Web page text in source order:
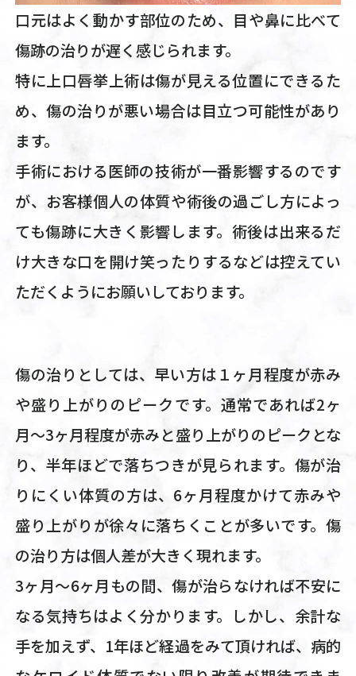
口元はよく動かす部位のため、目や鼻に比べて
傷跡の治りが遅く感じられます。
特に上口唇挙上術は傷が見える位置にできるた
め、傷の治りが悪い場合は目立つ可能性があり
ます。
手術における医師の技術が一番影響するのです
が、お客様個人の体質や術後の過ごし方によっ
ても傷跡に大きく影響します。術後は出来るだ
け大きな口を開け笑ったりするなどは控えてい
ただくようにお願いしております。
傷の治りとしては、早い方は１ヶ月程度が赤み
や盛り上がりのピークです。通常であれば2ヶ
月〜3ヶ月程度が赤みと盛り上がりのピークとな
り、半年ほどで落ちつきが見られます。傷が治
りにくい体質の方は、6ヶ月程度かけて赤みや
盛り上がりが徐々に落ちくことが多いです。傷
の治り方は個人差が大きく現れます。
3ヶ月〜6ヶ月もの間、傷が治らなければ不安に
なる気持ちはよく分かります。しかし、余計な
手を加えず、1年ほど経過をみて頂ければ、病的